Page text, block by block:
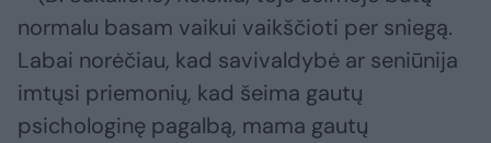
normalu basam vaikui vaikščioti per sniegą.
Labai norėčiau, kad savivaldybė ar seniūnija
imtųsi priemonių, kad šeima gautų
psichologinę pagalbą, mama gautų